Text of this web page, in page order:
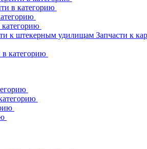
в категорию
к штекерным удилищам Запчасти к
категорию